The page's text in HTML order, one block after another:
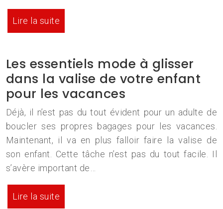
Lire la suite
Les essentiels mode à glisser
dans la valise de votre enfant
pour les vacances
Déjà, il n’est pas du tout évident pour un adulte de
boucler ses propres bagages pour les vacances.
Maintenant, il va en plus falloir faire la valise de
son enfant. Cette tâche n’est pas du tout facile. Il
s’avère important de…
Lire la suite